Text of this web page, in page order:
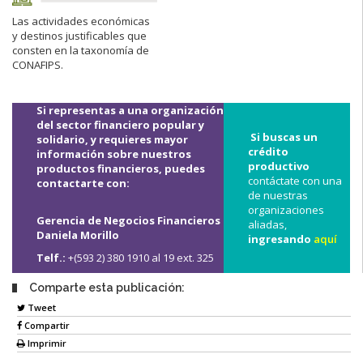
Las actividades económicas
y destinos justificables que
consten en la taxonomía de
CONAFIPS.
Si representas a una organización
del sector financiero popular y
solidario, y requieres mayor
información sobre nuestros
productos financieros, puedes
contactarte con:
Gerencia de Negocios Financieros
Daniela Morillo
Telf.: +(593 2) 380 1910 al 19 ext. 325
Si buscas un
crédito
productivo
contáctate con una
de nuestras
organizaciones
aliadas,
ingresando aquí
Comparte esta publicación:
Tweet
Compartir
Imprimir